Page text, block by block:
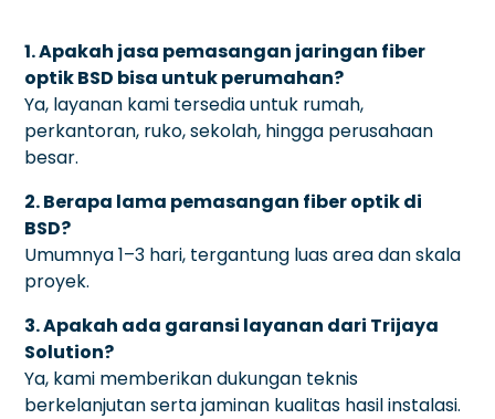
1. Apakah jasa pemasangan jaringan fiber
optik BSD bisa untuk perumahan?
Ya, layanan kami tersedia untuk rumah,
perkantoran, ruko, sekolah, hingga perusahaan
besar.
2. Berapa lama pemasangan fiber optik di
BSD?
Umumnya 1–3 hari, tergantung luas area dan skala
proyek.
3. Apakah ada garansi layanan dari Trijaya
Solution?
Ya, kami memberikan dukungan teknis
berkelanjutan serta jaminan kualitas hasil instalasi.